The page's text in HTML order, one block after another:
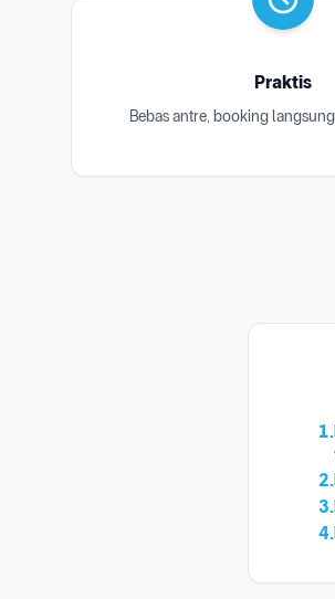
Praktis
Bebas antre, booking
1.
2.
3.
4.